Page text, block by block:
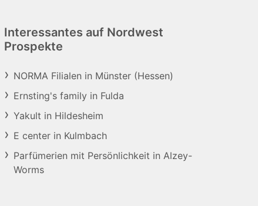
Interessantes auf Nordwest
Prospekte
NORMA Filialen in Münster (Hessen)
Ernsting's family in Fulda
Yakult in Hildesheim
E center in Kulmbach
Parfümerien mit Persönlichkeit in Alzey-
Worms